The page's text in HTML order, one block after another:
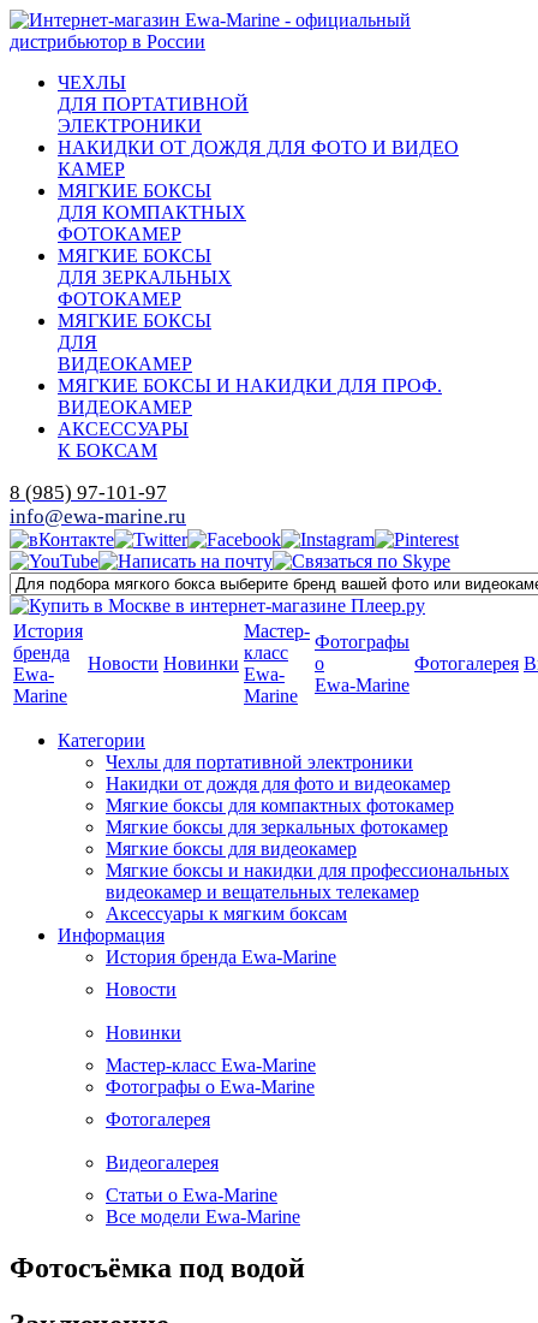
ЧЕХЛЫ
ДЛЯ ПОРТАТИВНОЙ
ЭЛЕКТРОНИКИ
НАКИДКИ ОТ ДОЖДЯ ДЛЯ ФОТО И ВИДЕО
КАМЕР
МЯГКИЕ БОКСЫ
ДЛЯ КОМПАКТНЫХ
ФОТОКАМЕР
МЯГКИЕ БОКСЫ
ДЛЯ ЗЕРКАЛЬНЫХ
ФОТОКАМЕР
МЯГКИЕ БОКСЫ
ДЛЯ
ВИДЕОКАМЕР
МЯГКИЕ БОКСЫ И НАКИДКИ ДЛЯ ПРОФ.
ВИДЕОКАМЕР
АКСЕССУАРЫ
К БОКСАМ
8 (985) 97-101-97
info@ewa-marine.ru
История
бренда
Ewa-
Marine
Новости Новинки
Мастер-
класс
Ewa-
Marine
Фотографы
о
Ewa-Marine
Фотогалерея
Категории
Чехлы для портативной электроники
Накидки от дождя для фото и видеокамер
Мягкие боксы для компактных фотокамер
Мягкие боксы для зеркальных фотокамер
Мягкие боксы для видеокамер
Мягкие боксы и накидки для профессиональных
видеокамер и вещательных телекамер
Аксессуары к мягким боксам
Информация
История бренда Ewa-Marine
Новости
Новинки
Мастер-класс Ewa-Marine
Фотографы о Ewa-Marine
Фотогалерея
Видеогалерея
Статьи о Ewa-Marine
Все модели Ewa-Marine
Фотосъёмка под водой